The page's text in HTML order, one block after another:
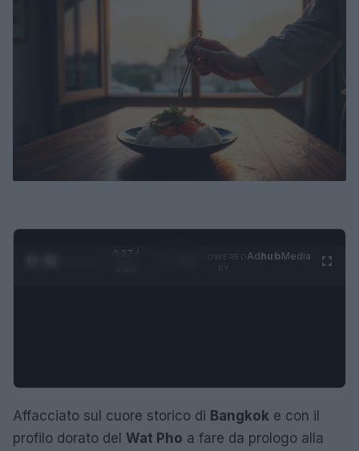
0:28 /
AdhubMedia
Affacciato sul cuore storico di Bangkok e con il
profilo dorato del Wat Pho a fare da prologo alla